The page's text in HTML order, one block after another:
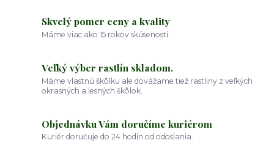
Skvelý pomer ceny a kvality
Máme viac ako 15 rokov skúseností.
Veľký výber rastlín skladom.
Máme vlastnú škôlku ale dovážame tiež rastliny z veľkých
okrasných a lesných škôlok.
Objednávku Vám doručíme kuriérom
Kuriér doručuje do 24 hodín od odoslania.